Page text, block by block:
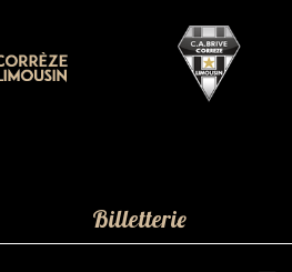
Billetterie